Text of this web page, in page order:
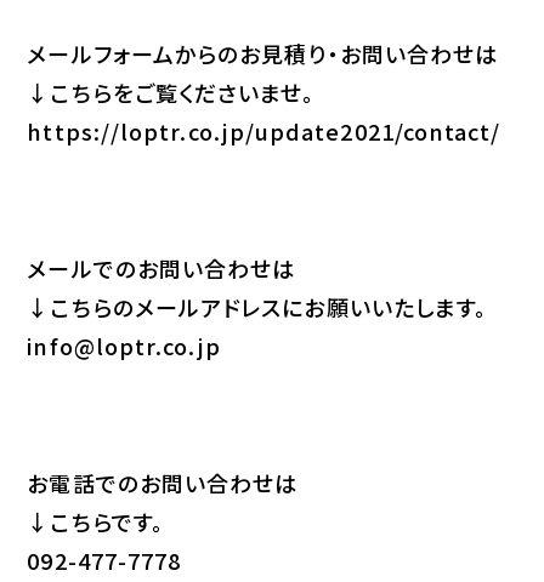
メールフォームからのお見積り・お問い合わせは
↓こちらをご覧くださいませ。
https://loptr.co.jp/update2021/contact/
メールでのお問い合わせは
↓こちらのメールアドレスにお願いいたします。
info@loptr.co.jp
お電話でのお問い合わせは
↓こちらです。
092-477-7778